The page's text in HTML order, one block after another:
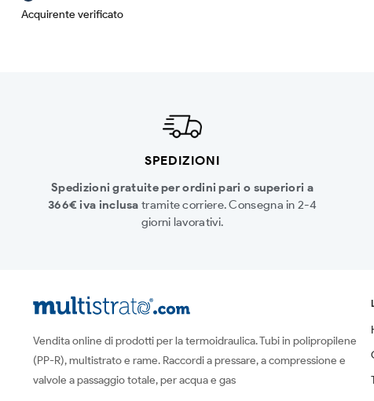
Acquirente verificato
SPEDIZIONI
Spedizioni gratuite per ordini pari o superiori a
366€ iva inclusa tramite corriere. Consegna in 2-4
giorni lavorativi.
Vendita online di prodotti per la termoidraulica. Tubi in polipropilene
(PP-R), multistrato e rame. Raccordi a pressare, a compressione e
valvole a passaggio totale, per acqua e gas